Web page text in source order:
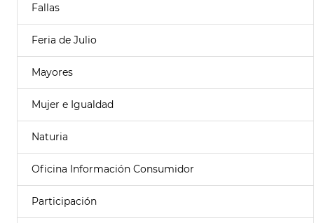
Fallas
Feria de Julio
Mayores
Mujer e Igualdad
Naturia
Oficina Información Consumidor
Participación